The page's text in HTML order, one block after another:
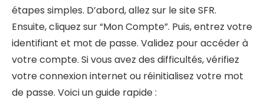
étapes simples. D’abord, allez sur le site SFR.
Ensuite, cliquez sur “Mon Compte”. Puis, entrez votre
identifiant et mot de passe. Validez pour accéder à
votre compte. Si vous avez des difficultés, vérifiez
votre connexion internet ou réinitialisez votre mot
de passe. Voici un guide rapide :